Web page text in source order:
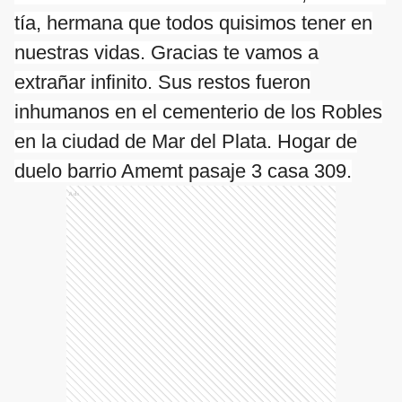
tía, hermana que todos quisimos tener en
nuestras vidas. Gracias te vamos a
extrañar infinito. Sus restos fueron
inhumanos en el cementerio de los Robles
en la ciudad de Mar del Plata. Hogar de
duelo barrio Amemt pasaje 3 casa 309.
Ads